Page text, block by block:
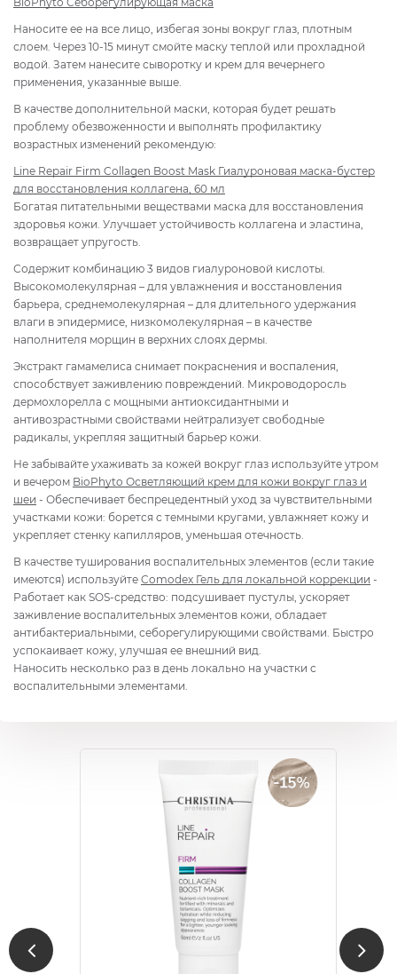
Наносите ее на все лицо, избегая зоны вокруг глаз, плотным
слоем. Через 10-15 минут смойте маску теплой или прохладной
водой. Затем нанесите сыворотку и крем для вечернего
применения, указанные выше.
В качестве дополнительной маски, которая будет решать
проблему обезвоженности и выполнять профилактику
возрастных изменений рекомендую:
Line Repair Firm Collagen Boost Mask Гиалуроновая маска-бустер
для восстановления коллагена, 60 мл
Богатая питательными веществами маска для восстановления
здоровья кожи. Улучшает устойчивость коллагена и эластина,
возвращает упругость.
Содержит комбинацию 3 видов гиалуроновой кислоты.
Высокомолекулярная – для увлажнения и восстановления
барьера, среднемолекулярная – для длительного удержания
влаги в эпидермисе, низкомолекулярная – в качестве
наполнителя морщин в верхних слоях дермы.
Экстракт гамамелиса снимает покраснения и воспаления,
способствует заживлению повреждений. Микроводоросль
дермохлорелла с мощными антиоксидантными и
антивозрастными свойствами нейтрализует свободные
радикалы, укрепляя защитный барьер кожи.
Не забывайте ухаживать за кожей вокруг глаз используйте утром
и вечером BioPhyto Осветляющий крем для кожи вокруг глаз и
шеи - Обеспечивает беспрецедентный уход за чувствительными
участками кожи: борется с темными кругами, увлажняет кожу и
укрепляет стенку капилляров, уменьшая отечность.
В качестве туширования воспалительных элементов (если такие
имеются) используйте Comodex Гель для локальной коррекции -
Работает как SOS-средство: подсушивает пустулы, ускоряет
заживление воспалительных элементов кожи, обладает
антибактериальными, себорегулирующими свойствами. Быстро
успокаивает кожу, улучшая ее внешний вид.
Наносить несколько раз в день локально на участки с
воспалительными элементами.